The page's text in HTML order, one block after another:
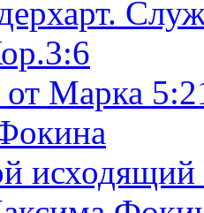
от Марка